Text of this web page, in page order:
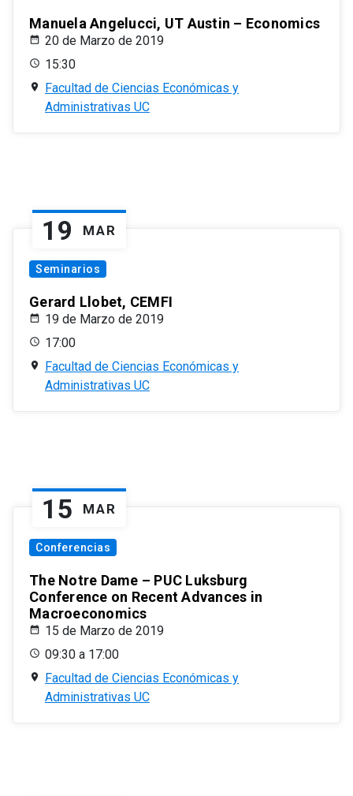
Manuela Angelucci, UT Austin – Economics
20 de Marzo de 2019
15:30
Facultad de Ciencias Económicas y
Administrativas UC
19 MAR
Seminarios
Gerard Llobet, CEMFI
19 de Marzo de 2019
17:00
Facultad de Ciencias Económicas y
Administrativas UC
15 MAR
Conferencias
The Notre Dame – PUC Luksburg
Conference on Recent Advances in
Macroeconomics
15 de Marzo de 2019
09:30 a 17:00
Facultad de Ciencias Económicas y
Administrativas UC